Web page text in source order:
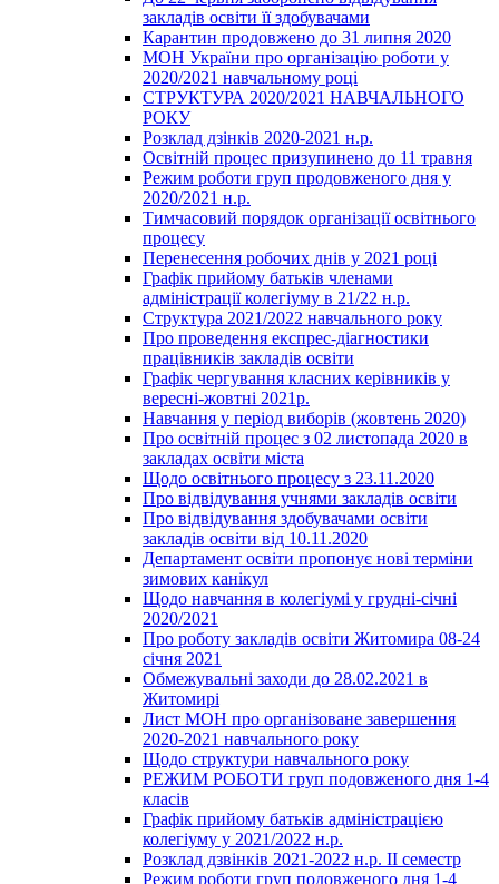
закладів освіти її здобувачами
Карантин продовжено до 31 липня 2020
МОН України про організацію роботи у
2020/2021 навчальному році
СТРУКТУРА 2020/2021 НАВЧАЛЬНОГО
РОКУ
Розклад дзінків 2020-2021 н.р.
Освітній процес призупинено до 11 травня
Режим роботи груп продовженого дня у
2020/2021 н.р.
Тимчасовий порядок організації освітнього
процесу
Перенесення робочих днів у 2021 році
Графік прийому батьків членами
адміністрації колегіуму в 21/22 н.р.
Структура 2021/2022 навчального року
Про проведення експрес-діагностики
працівників закладів освіти
Графік чергування класних керівників у
вересні-жовтні 2021р.
Навчання у період виборів (жовтень 2020)
Про освітній процес з 02 листопада 2020 в
закладах освіти міста
Щодо освітнього процесу з 23.11.2020
Про відвідування учнями закладів освіти
Про відвідування здобувачами освіти
закладів освіти від 10.11.2020
Департамент освіти пропонує нові терміни
зимових канікул
Щодо навчання в колегіумі у грудні-січні
2020/2021
Про роботу закладів освіти Житомира 08-24
січня 2021
Обмежувальні заходи до 28.02.2021 в
Житомирі
Лист МОН про організоване завершення
2020-2021 навчального року
Щодо структури навчального року
РЕЖИМ РОБОТИ груп подовженого дня 1-4
класів
Графік прийому батьків адміністрацією
колегіуму у 2021/2022 н.р.
Розклад дзвінків 2021-2022 н.р. ІІ семестр
Режим роботи груп подовженого дня 1-4